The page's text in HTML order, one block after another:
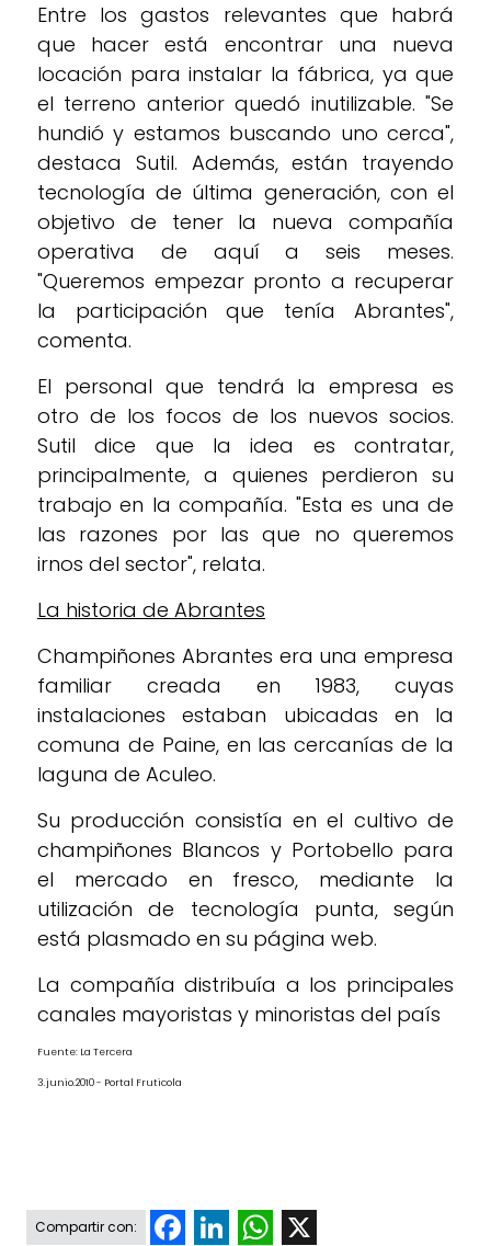
Entre los gastos relevantes que habrá
que hacer está encontrar una nueva
locación para instalar la fábrica, ya que
el terreno anterior quedó inutilizable. "Se
hundió y estamos buscando uno cerca",
destaca Sutil. Además, están trayendo
tecnología de última generación, con el
objetivo de tener la nueva compañía
operativa de aquí a seis meses.
"Queremos empezar pronto a recuperar
la participación que tenía Abrantes",
comenta.
El personal que tendrá la empresa es
otro de los focos de los nuevos socios.
Sutil dice que la idea es contratar,
principalmente, a quienes perdieron su
trabajo en la compañía. "Esta es una de
las razones por las que no queremos
irnos del sector", relata.
La historia de Abrantes
Champiñones Abrantes era una empresa
familiar creada en 1983, cuyas
instalaciones estaban ubicadas en la
comuna de Paine, en las cercanías de la
laguna de Aculeo.
Su producción consistía en el cultivo de
champiñones Blancos y Portobello para
el mercado en fresco, mediante la
utilización de tecnología punta, según
está plasmado en su página web.
La compañía distribuía a los principales
canales mayoristas y minoristas del país
Fuente: La Tercera
3.junio.2010 - Portal Fruticola
Compartir con: FacebookLinkedInWhatsApp